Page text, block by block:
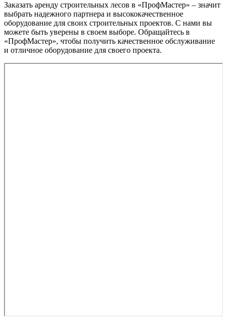
Заказать аренду строительных лесов в «ПрофМастер» – значит
выбрать надежного партнера и высококачественное
оборудование для своих строительных проектов. С нами вы
можете быть уверены в своем выборе. Обращайтесь в
«ПрофМастер», чтобы получить качественное обслуживание
и отличное оборудование для своего проекта.